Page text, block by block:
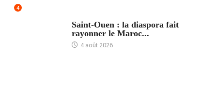
4
Saint-Ouen : la diaspora fait
rayonner le Maroc...
4 août 2026